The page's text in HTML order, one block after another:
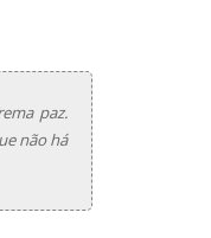
paz.
não há